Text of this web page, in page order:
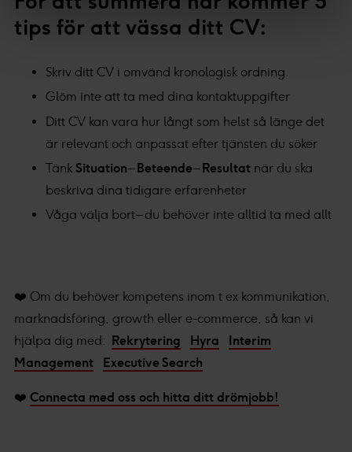
Vår Cookie Banner ger dig total kontroll över den data vi
till de rättigheter du har som individ. Du kan när som
helst ändra dina preferenser genom att klicka på den lilla
ikonen längst ner till vänster på webbplatsen.
Med din tillåtelse använder vi och våra affärspartners
teknik, inklusive cookies, för att samla in information om
ger du ditt samtycke för dessa ändamål. Du kan också
Du kan läsa mer om hur vi använder cookies och annan
teknik och hur vi samlar in och behandlar personuppgifter
i vårintegritetspolicy.
efter ditt godkännande eller legitima intresse för
tips för att vässa ditt CV:
Skriv ditt CV i omvänd kronologisk ordning.
Glöm inte att ta med dina kontaktuppgifter
Ditt CV kan vara hur långt som helst så länge det
är relevant och anpassat efter tjänsten du söker
Tänk Situation–Beteende–Resultat när du ska
beskriva dina tidigare erfarenheter
Våga välja bort – du behöver inte alltid ta med allt
❤️ Om du behöver kompetens inom t ex kommunikation,
marknadsföring, growth eller e-commerce, så kan vi
hjälpa dig med: Rekrytering Hyra
Interim
Management
Executive Search
❤️ Connecta med oss och hitta ditt drömjobb!